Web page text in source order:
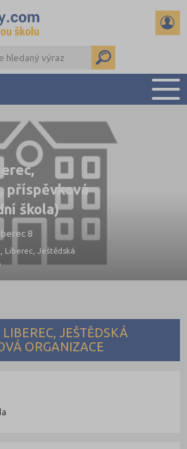
PŘEHLED ŠKOL
PŘIJÍMAČKY NA SŠ
RADY A ČLÁNKY
ČTENÁŘSKÝ DENÍK
DALŠÍ DRUHY ŠKOL
příspěvková
škola)
8
Liberec, Ještědská
JEŠTĚDSKÁ
ORGANIZACE